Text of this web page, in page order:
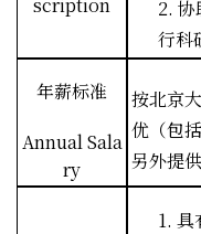
2. 协
行科
年薪标准
Annual Sala
ry
按北京
优（包
另外提
1. 具